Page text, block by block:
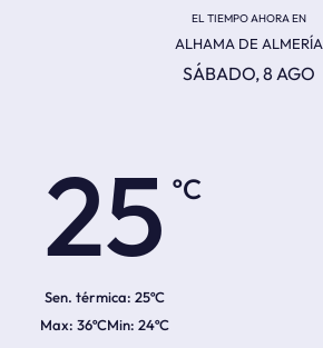
EL TIEMPO AHORA EN
ALHAMA DE ALMERÍA
SÁBADO, 8 AGO
25
Sen. térmica: 25ºC
36ºC 24ºC